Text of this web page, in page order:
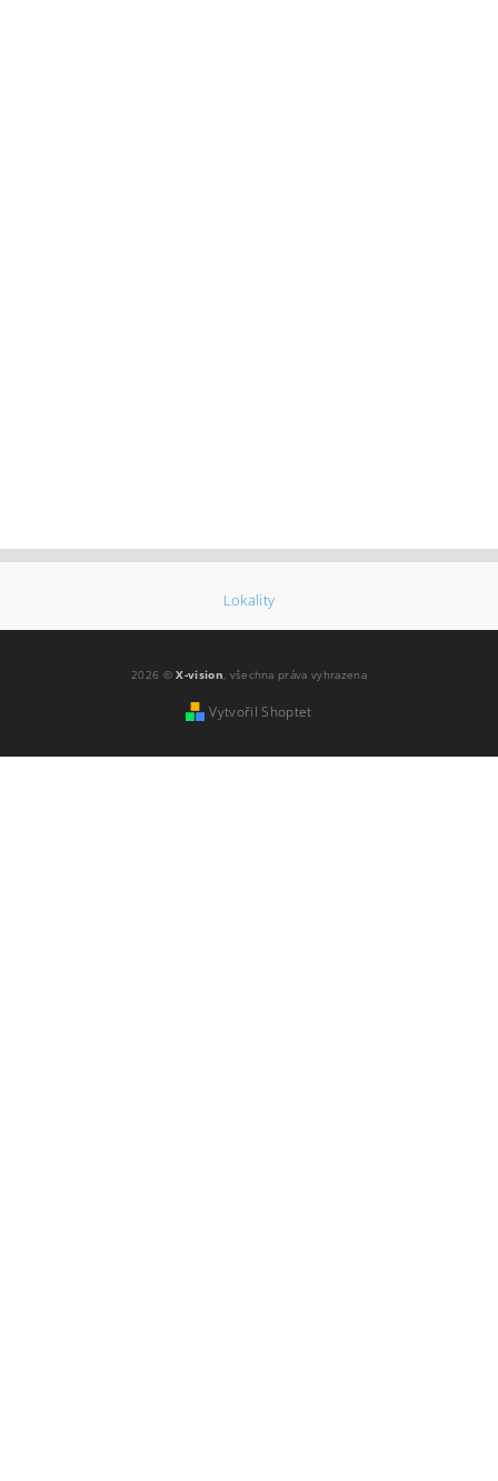
Lokality
2026 ©X-vision, všechna práva vyhrazena
Vytvořil Shoptet